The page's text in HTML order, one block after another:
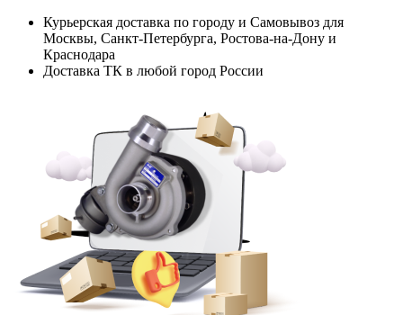
Курьерская доставка по городу и Самовывоз для
Москвы, Санкт-Петербурга, Ростова-на-Дону и
Краснодара
Доставка ТК в любой город России